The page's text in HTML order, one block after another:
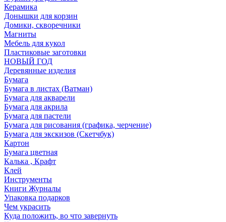
Керамика
Донышки для корзин
Домики, скворечники
Магниты
Мебель для кукол
Пластиковые заготовки
НОВЫЙ ГОД
Деревянные изделия
Бумага
Бумага в листах (Ватман)
Бумага для акварели
Бумага для акрила
Бумага для пастели
Бумага для рисования (графика, черчение)
Бумага для экскизов (Скетчбук)
Картон
Бумага цветная
Калька , Крафт
Клей
Инструменты
Книги Журналы
Упаковка подарков
Чем украсить
Куда положить, во что завернуть